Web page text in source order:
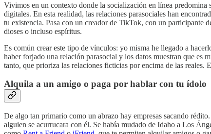
Vivimos en un contexto donde la socialización en línea predomina
digitales. En esta realidad, las relaciones parasociales han
tu existencia. Pasa con un creador de TikTok, con un participante
dioses o incluso espíritus.
Es común crear este tipo de vínculos: yo misma he llegado a
haber forjado una relación parasocial y los datos muestran que es
tanto, que prioriza las relaciones ficticias por encima de las reales.
Alquila a un amigo o paga por hablar con tu ídolo
De algo tan primario como un abrazo hay empresas sacando
alguien se acurrucara con él. Se había mudado de Idaho a Los